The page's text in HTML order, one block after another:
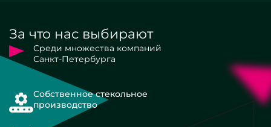
За что нас выбирают
Среди множества компаний
Санкт-Петербурга
Собственное стекольное
производство